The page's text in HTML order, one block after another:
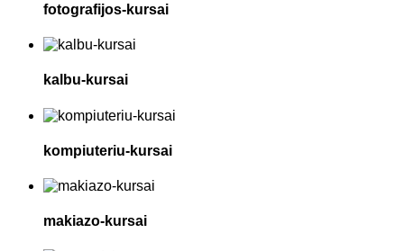
fotografijos-kursai
kalbu-kursai
kompiuteriu-kursai
makiazo-kursai